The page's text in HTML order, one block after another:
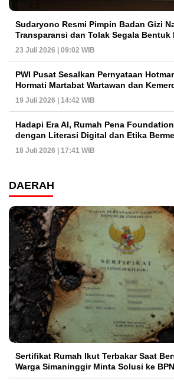
Sudaryono Resmi Pimpin Badan Gizi
Transparansi dan Tolak Segala Bentuk
23 Juli 2026 | 09:02 WIB
PWI Pusat Sesalkan Pernyataan
Hormati Martabat Wartawan dan
19 Juli 2026 | 14:42 WIB
Hadapi Era AI, Rumah Pena
dengan Literasi Digital dan Etika
18 Juli 2026 | 17:41 WIB
DAERAH
Sertifikat Rumah Ikut Terbakar Saat
Warga Simaninggir Minta Solusi ke BPN